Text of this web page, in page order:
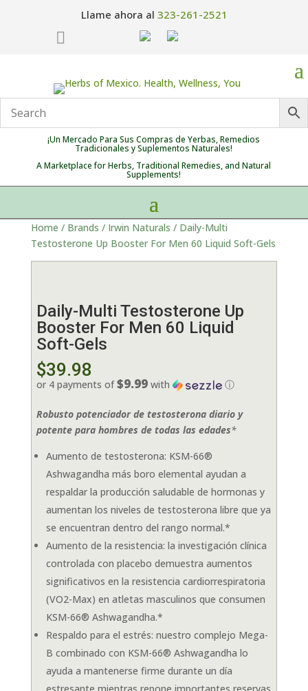
Llame ahora al 323-261-2521

¡Un Mercado Para Sus Compras de Yerbas, Remedios
Tradicionales y Suplementos Naturales!
A Marketplace for Herbs, Traditional Remedies, and Natural
Supplements!
Home / Brands / Irwin Naturals / Daily-Multi
Testosterone Up Booster For Men 60 Liquid Soft-Gels
Daily-Multi Testosterone Up
Booster For Men 60 Liquid
Soft-Gels
$39.98
or 4 payments of$9.99with ⓘ
Robusto potenciador de testosterona diario y
potente para hombres de todas las edades*
Aumento de testosterona: KSM-66®
Ashwagandha más boro elemental ayudan a
respaldar la producción saludable de hormonas y
aumentan los niveles de testosterona libre que ya
se encuentran dentro del rango normal.*
Aumento de la resistencia: la investigación clínica
controlada con placebo demuestra aumentos
significativos en la resistencia cardiorrespiratoria
(VO2-Max) en atletas masculinos que consumen
KSM-66® Ashwagandha.*
Respaldo para el estrés: nuestro complejo Mega-
B combinado con KSM-66® Ashwagandha lo
ayuda a mantenerse firme durante un día
estresante mientras repone importantes reservas